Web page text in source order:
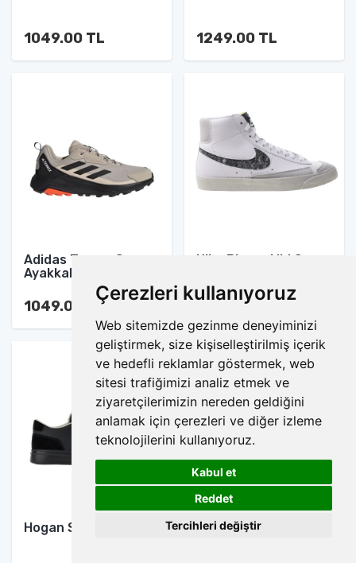
Çerezleri kullanıyoruz
Web sitemizde gezinme deneyiminizi
geliştirmek, size kişiselleştirilmiş içerik
ve hedefli reklamlar göstermek, web
sitesi trafiğimizi analiz etmek ve
ziyaretçilerimizin nereden geldiğini
anlamak için çerezleri ve diğer izleme
teknolojilerini kullanıyoruz.
Kabul et
Reddet
Tercihleri değiştir
1049.00 TL 1249.00 TL
Adidas Terrex Spor
Ayakkabı
1049.00 TL
Nike Blazer Mid Spor
1049.00 TL
Hogan Spor Ayakkabı
Nike Jordan